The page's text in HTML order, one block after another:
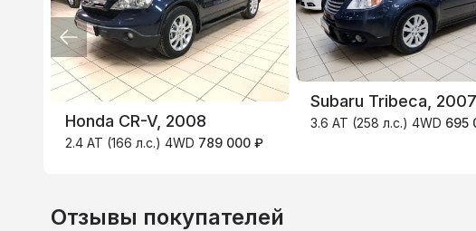
Honda CR-V, 2008
2.4 AT (166 л.с.) 4WD 789 000 ₽
Subaru Tribeca, 2007
3.6 AT (258 л.с.) 4WD 695
3.9%
Отзывы покупателей